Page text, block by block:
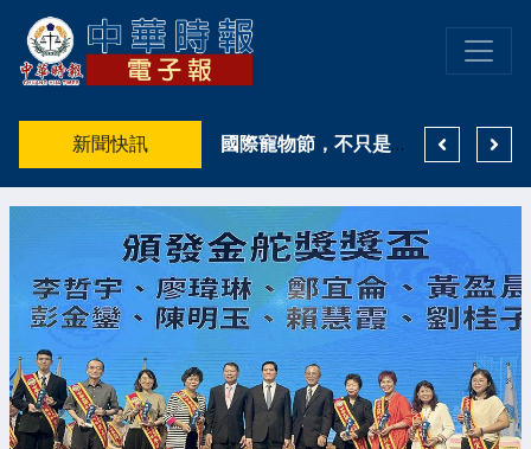
新聞快訊 國際寵物節，不只是曬毛孩 薛兆基倡打造毛孩友善城市 發展寵物經濟新商機